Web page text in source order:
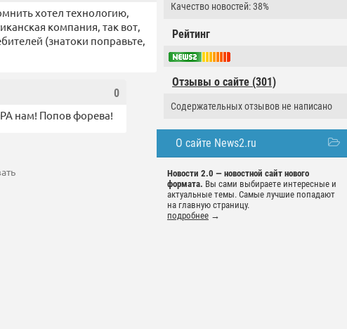
Качество новостей: 38%
Рейтинг
Отзывы о сайте (301)
Содержательных отзывов не написано
О сайте News2.ru
Новости 2.0 — новостной сайт нового
формата. Вы сами выбираете интересные и
актуальные темы. Самые лучшие попадают
на главную страницу.
подробнее →
хотел технологию,
компания, так вот,
(знатоки поправьте,
0
нам! Попов форева!